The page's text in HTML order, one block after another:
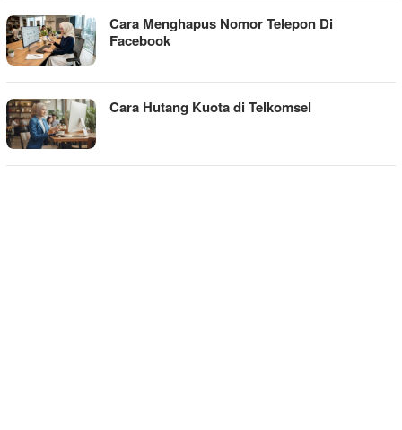
Cara Menghapus Nomor Telepon Di
Facebook
Cara Hutang Kuota di Telkomsel